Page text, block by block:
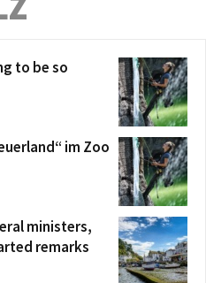
to be so
im Zoo
ministers,
remarks